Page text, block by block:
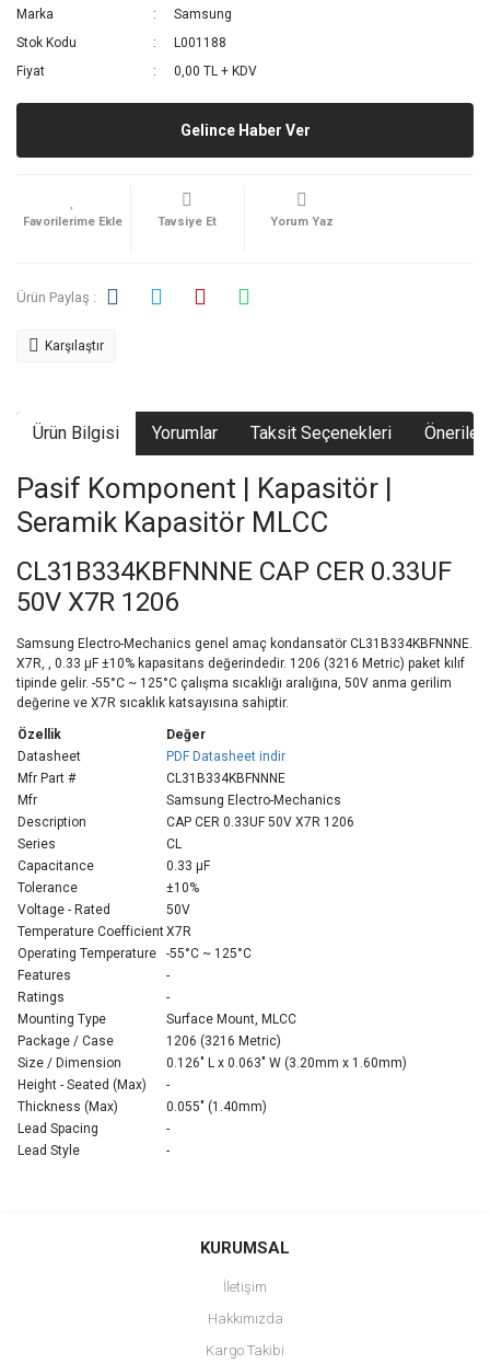
Marka
Samsung
Stok Kodu
L001188
Fiyat
0,00 TL + KDV
Gelince Haber Ver
Tavsiye Et Yorum Yaz
Ürün Paylaş :
Karşılaştır
Ürün Bilgisi Yorumlar Taksit Seçenekleri
Pasif Komponent | Kapasitör |
Seramik Kapasitör MLCC
CL31B334KBFNNNE CAP CER 0.33UF
50V X7R 1206
Samsung Electro-Mechanics genel amaç kondansatör CL31B334KBFNNNE.
X7R, , 0.33 µF ±10% kapasitans değerindedir. 1206 (3216 Metric) paket kılıf
tipinde gelir. -55°C ~ 125°C çalışma sıcaklığı aralığına, 50V anma gerilim
değerine ve X7R sıcaklık katsayısına sahiptir.
Özellik
Değer
Datasheet
PDF Datasheet indir
Mfr Part #
CL31B334KBFNNNE
Mfr
Samsung Electro-Mechanics
Description
CAP CER 0.33UF 50V X7R 1206
Series
CL
Capacitance
0.33 µF
Tolerance
±10%
Voltage - Rated
50V
Temperature CoefficientX7R
Operating Temperature
-55°C ~ 125°C
Features
-
Ratings
-
Mounting Type
Surface Mount, MLCC
Package / Case
1206 (3216 Metric)
Size / Dimension
0.126" L x 0.063" W (3.20mm x 1.60mm)
Height - Seated (Max)
-
Thickness (Max)
0.055" (1.40mm)
Lead Spacing
-
Lead Style
-
Bu ürüne ilk yorumu siz yapın!
Ürün resmi kalitesiz, bozuk veya görüntülenemiyor.
Ürün açıklamasında eksik bilgiler bulunuyor.
KURUMSAL
İletişim
Hakkımızda
Kargo Takibi